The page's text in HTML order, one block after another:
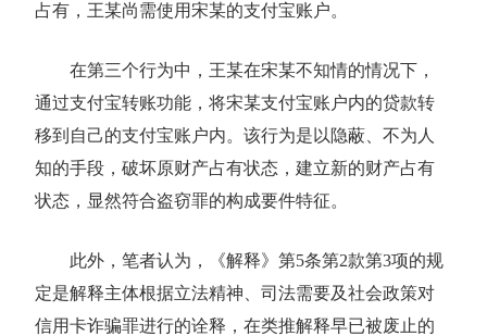
占有，王某尚需使用宋某的支付宝账户。
在第三个行为中，王某在宋某不知情的情况下，
通过支付宝转账功能，将宋某支付宝账户内的贷款转
移到自己的支付宝账户内。该行为是以隐蔽、不为人
知的手段，破坏原财产占有状态，建立新的财产占有
状态，显然符合盗窃罪的构成要件特征。
此外，笔者认为，《解释》第5条第2款第3项的规
定是解释主体根据立法精神、司法需要及社会政策对
信用卡诈骗罪进行的诠释，在类推解释早已被废止的